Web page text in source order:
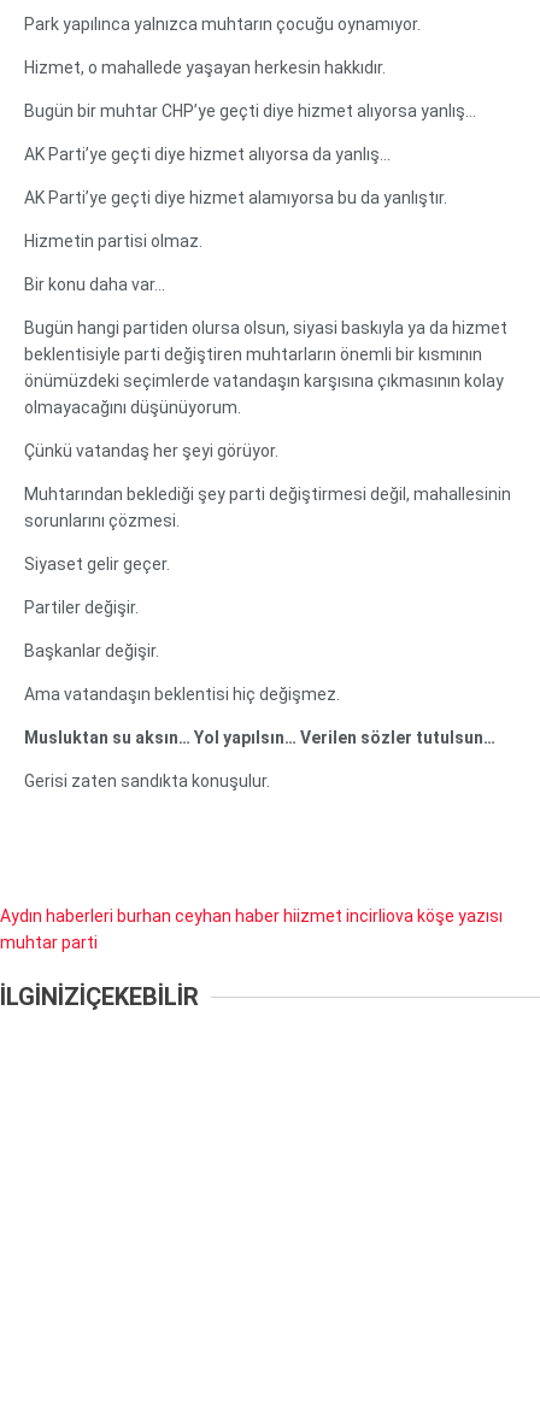
Park yapılınca yalnızca muhtarın çocuğu oynamıyor.
Hizmet, o mahallede yaşayan herkesin hakkıdır.
Bugün bir muhtar CHP’ye geçti diye hizmet alıyorsa yanlış…
AK Parti’ye geçti diye hizmet alıyorsa da yanlış…
AK Parti’ye geçti diye hizmet alamıyorsa bu da yanlıştır.
Hizmetin partisi olmaz.
Bir konu daha var…
Bugün hangi partiden olursa olsun, siyasi baskıyla ya da hizmet
beklentisiyle parti değiştiren muhtarların önemli bir kısmının
önümüzdeki seçimlerde vatandaşın karşısına çıkmasının kolay
olmayacağını düşünüyorum.
Çünkü vatandaş her şeyi görüyor.
Muhtarından beklediği şey parti değiştirmesi değil, mahallesinin
sorunlarını çözmesi.
Siyaset gelir geçer.
Partiler değişir.
Başkanlar değişir.
Ama vatandaşın beklentisi hiç değişmez.
Musluktan su aksın… Yol yapılsın… Verilen sözler tutulsun…
Gerisi zaten sandıkta konuşulur.
Aydın haberleri burhan ceyhan haber hiizmet incirliova köşe yazısı
muhtarparti
İLGİNİZİÇEKEBİLİR